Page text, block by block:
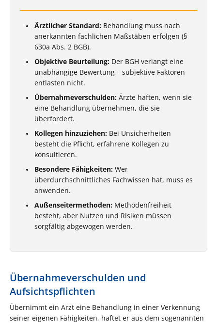
Ärztlicher Standard: Behandlung muss nach
anerkannten fachlichen Maßstäben erfolgen (§
630a Abs. 2 BGB).
Objektive Beurteilung: Der BGH verlangt eine
unabhängige Bewertung – subjektive Faktoren
entlasten nicht.
Übernahmeverschulden: Ärzte haften, wenn sie
eine Behandlung übernehmen, die sie
überfordert.
Kollegen hinzuziehen: Bei Unsicherheiten
besteht die Pflicht, erfahrene Kollegen zu
konsultieren.
Besondere Fähigkeiten: Wer
überdurchschnittliches Fachwissen hat, muss es
anwenden.
Außenseitermethoden: Methodenfreiheit
besteht, aber Nutzen und Risiken müssen
sorgfältig abgewogen werden.
Übernahmeverschulden und
Aufsichtspflichten
Übernimmt ein Arzt eine Behandlung in einer Verkennung
seiner eigenen Fähigkeiten, haftet er aus dem sogenannten